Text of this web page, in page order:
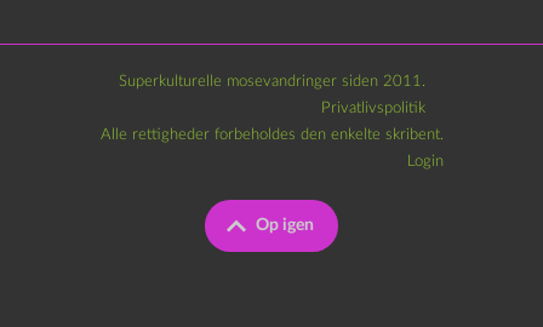
Superkulturelle mosevandringer siden 2011.
Privatlivspolitik
Op igen
Alle rettigheder forbeholdes den enkelte skribent.
Login